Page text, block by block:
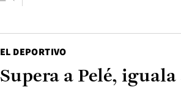
EL DEPORTIVO
Supera a Pelé,